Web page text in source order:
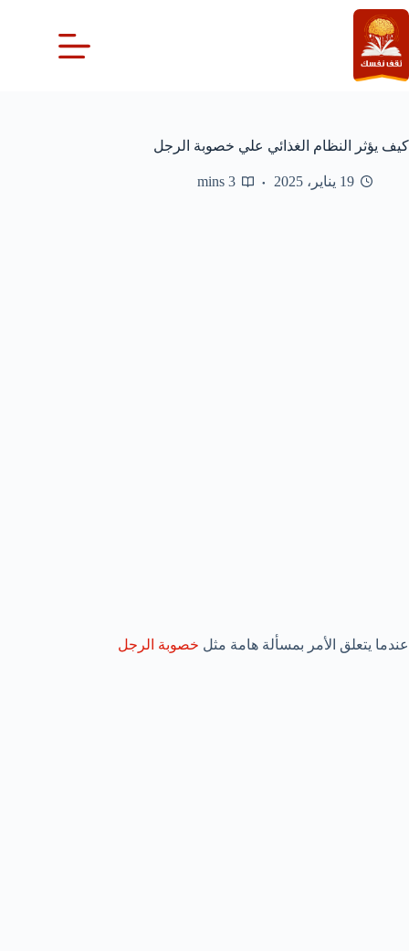
التجاوز
إلى
المحتوى
كيف يؤثر النظام الغذائي علي خصوبة الرجل
19 يناير، 2025 3 mins
عندما يتعلق الأمر بمسألة هامة مثل خصوبة الرجل